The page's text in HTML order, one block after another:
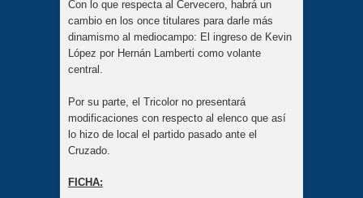
Con lo que respecta al Cervecero, habrá un
cambio en los once titulares para darle más
dinamismo al mediocampo: El ingreso de Kevin
López por Hernán Lamberti como volante
central.
Por su parte, el Tricolor no presentará
modificaciones con respecto al elenco que así
lo hizo de local el partido pasado ante el
Cruzado.
FICHA: